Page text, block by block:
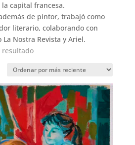
capital francesa.
de pintor, trabajó como
literario, colaborando con
Nostra Revista y Ariel.
resultado